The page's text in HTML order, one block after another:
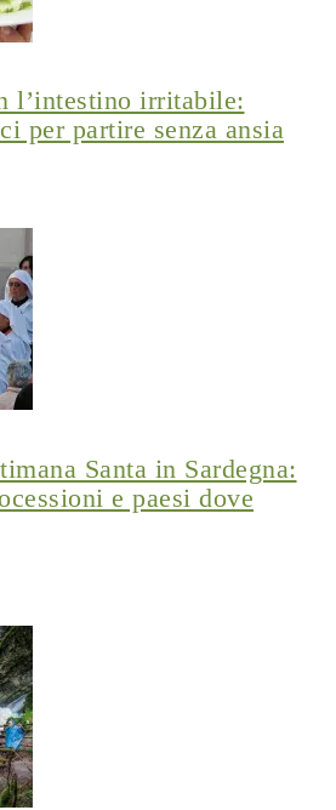
l’intestino irritabile:
per partire senza ansia
Santa in Sardegna:
e paesi dove